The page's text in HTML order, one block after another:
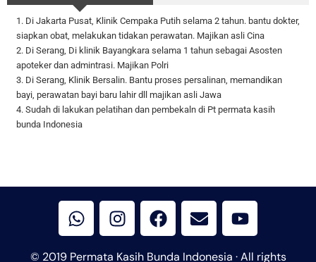
1. Di Jakarta Pusat, Klinik Cempaka Putih selama 2 tahun. bantu dokter,
siapkan obat, melakukan tidakan perawatan. Majikan asli Cina
2. Di Serang, Di klinik Bayangkara selama 1 tahun sebagai Asosten
apoteker dan admintrasi. Majikan Polri
3. Di Serang, Klinik Bersalin. Bantu proses persalinan, memandikan
bayi, perawatan bayi baru lahir dll majikan asli Jawa
4. Sudah di lakukan pelatihan dan pembekaln di Pt permata kasih
bunda Indonesia
h
a
t
n
s
t
a
c
n
v
e
o
u
t
© 2019 Permata Kasih Bunda Indonesia · All rights